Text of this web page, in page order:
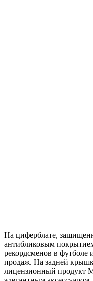
На циферблате,
антибликовым
рекордсменов в
продаж. На задней
лицензионный продукт